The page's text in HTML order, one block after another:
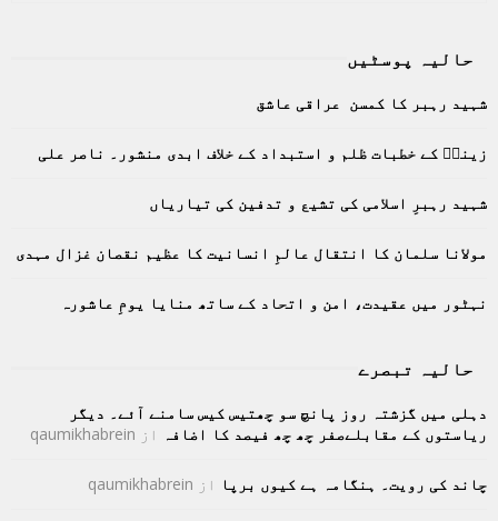
f
r
E
A
R
C
H
حالیہ پوسٹیں
شہید رہبر کا کمسن عراقی عاشق
زینبؑ کے خطبات ظلم و استبداد کے خلاف ابدی منشور۔ ناصر علی
شہید رہبرِ اسلامی کی تشیع و تدفین کی تیاریاں
مولانا سلمان کا انتقال عالمِ انسانیت کا عظیم نقصان غزال مہدی
نہٹور میں عقیدت، امن و اتحاد کے ساتھ منایا یومِ عاشورہ
حالیہ تبصرے
دہلی میں گزشتہ روز پانچ سو چھتیس کیس سامنے آئے۔ دیگر
ریاستوں کے مقابلےصفر چھ چھ فیصد کا اضافہ
از qaumikhabrein
چاند کی رویت۔ ہنگامہ ہے کیوں برپا از qaumikhabrein